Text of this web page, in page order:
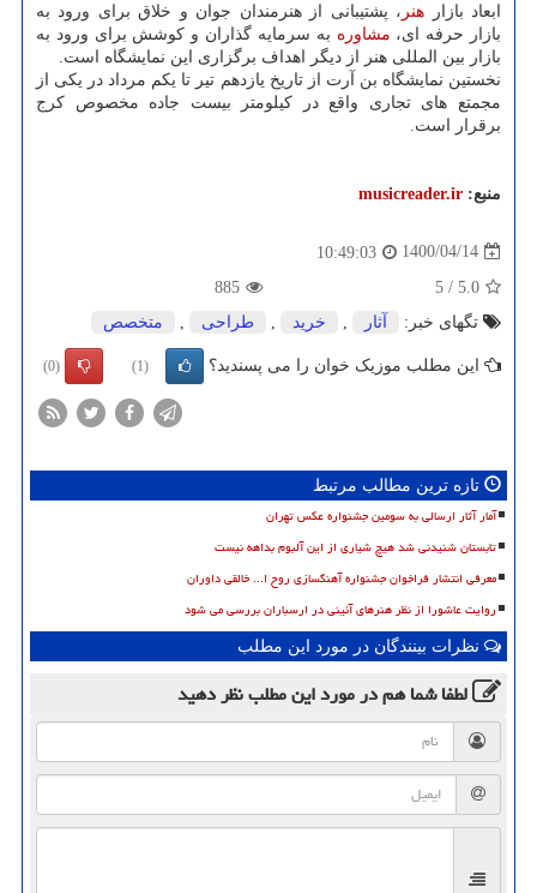
ابعاد بازار هنر ، پشتیبانی از هنرمندان جوان و خلاق برای ورود به
بازار حرفه ای، مشاوره به سرمایه گذاران و کوشش برای ورود به
بازار بین المللی هنر از دیگر اهداف برگزاری این نمایشگاه است.
نخستین نمایشگاه بن آرت از تاریخ یازدهم تیر تا یکم مرداد در یکی از
مجمتع های تجاری واقع در کیلومتر بیست جاده مخصوص کرج
برقرار است.
منبع: musicreader.ir
1400/04/14
10:49:03
5.0
/
5
885
تگهای خبر:
آثار خرید طراحی متخصص
این مطلب موزیک خوان را می پسندید؟ (1)
(0)
تازه ترین مطالب مرتبط
آمار آثار ارسالی به سومین جشنواره عکس تهران
تابستان شنیدنی شد هیچ شیاری از این آلبوم بداهه نیست
معرفی انتشار فراخوان جشنواره آهنگسازی روح ا... خالقی داوران
روایت عاشورا از نظر هنرهای آئینی در ارسباران بررسی می شود
نظرات بینندگان در مورد این مطلب
لطفا شما همدر مورد این مطلبنظر دهید